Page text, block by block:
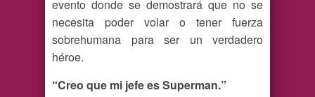
evento donde se demostrará que no se
necesita poder volar o tener fuerza
sobrehumana para ser un verdadero
héroe.
“Creo que mi jefe es Superman.”